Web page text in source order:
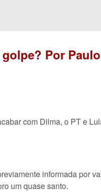
Por
com Dilma, o PT e
informada por
um quase santo.